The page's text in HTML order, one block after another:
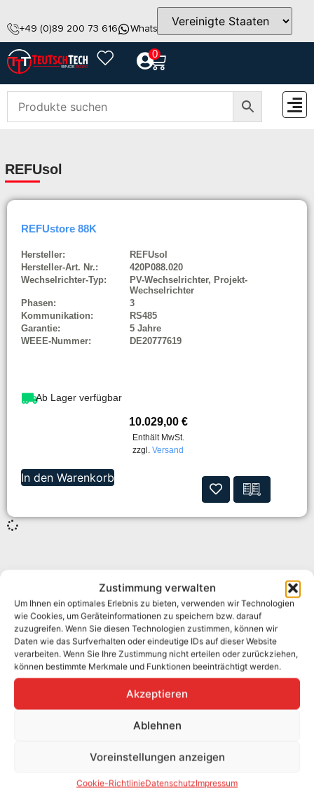
Zustimmung verwalten
Um Ihnen ein optimales Erlebnis zu bieten, verwenden wir Technologien
wie Cookies, um Geräteinformationen zu speichern bzw. darauf
zuzugreifen. Wenn Sie diesen Technologien zustimmen, können wir
Daten wie das Surfverhalten oder eindeutige IDs auf dieser Website
verarbeiten. Wenn Sie Ihre Zustimmung nicht erteilen oder zurückziehen,
können bestimmte Merkmale und Funktionen beeinträchtigt werden.
Akzeptieren
Ablehnen
Voreinstellungen anzeigen
Cookie-RichtlinieDatenschutzImpressum
+49 (0)89 200 73 616 WhatsApp info@teutschtech.com
0
REFUsol
REFUstore 88K
Hersteller:
REFUsol
Hersteller-Art. Nr.:
420P088.020
Wechselrichter-Typ:
PV-Wechselrichter, Projekt-
Wechselrichter
Phasen:
3
Kommunikation:
RS485
Garantie:
5 Jahre
WEEE-Nummer:
DE20777619
Ab Lager verfügbar
10.029,00 €
Enthält MwSt.
zzgl. Versand
In den Warenkorb